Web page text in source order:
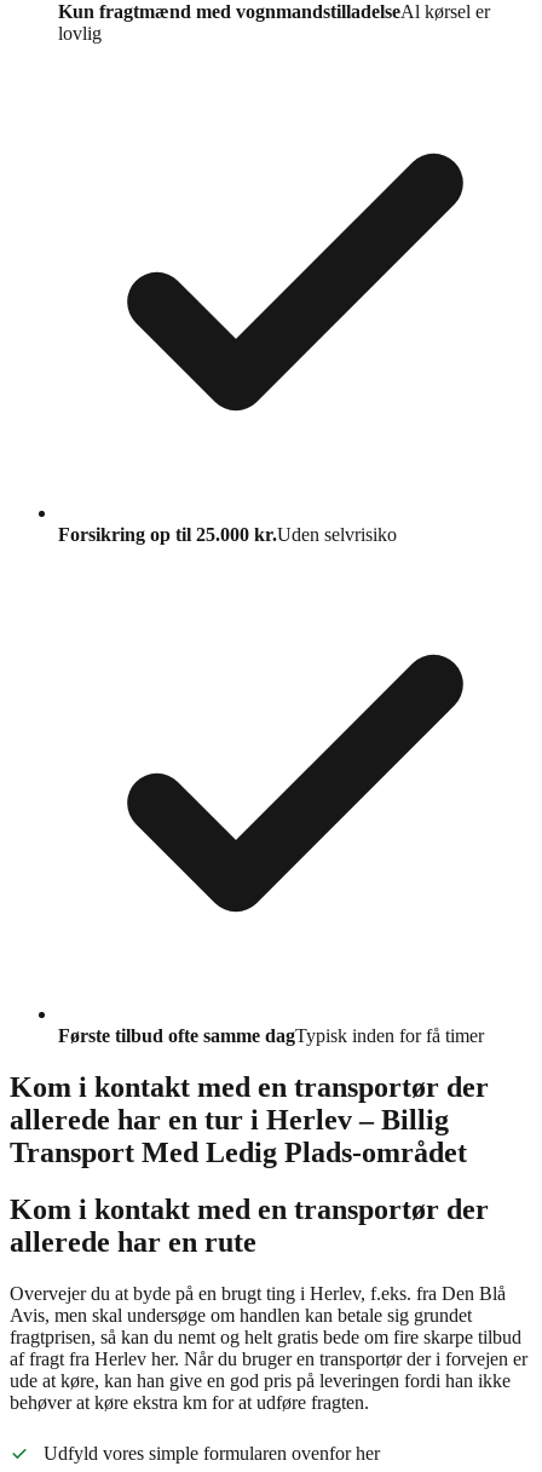
Kun fragtmænd med vognmandstilladelseAl kørsel er
lovlig
Forsikring op til 25.000 kr.Uden selvrisiko
Første tilbud ofte samme dagTypisk inden for få timer
Kom i kontakt med en transportør der
allerede har en tur i Herlev – Billig
Transport Med Ledig Plads-området
Kom i kontakt med en transportør der
allerede har en rute
Overvejer du at byde på en brugt ting i Herlev, f.eks. fra Den Blå
Avis, men skal undersøge om handlen kan betale sig grundet
fragtprisen, så kan du nemt og helt gratis bede om fire skarpe tilbud
af fragt fra Herlev her. Når du bruger en transportør der i forvejen er
ude at køre, kan han give en god pris på leveringen fordi han ikke
behøver at køre ekstra km for at udføre fragten.
Udfyld vores simple formularen ovenfor her